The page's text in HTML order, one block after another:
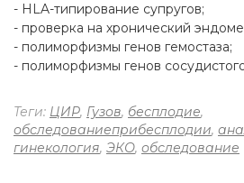
- HLA-типирование супругов;
- проверка на хронический
- полиморфизмы генов гемостаза;
- полиморфизмы генов
Теги: ЦИР, Гузов, бесплодие,
обследованиеприбесплодии,
гинекология, ЭКО, обследование